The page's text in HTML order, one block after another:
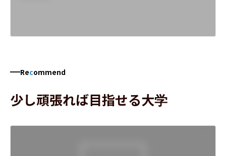
Recommend
少し頑張れば目指せる大学